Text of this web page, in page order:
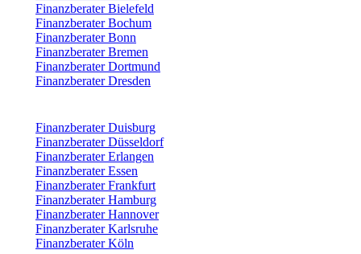
Finanzberater Bielefeld
Finanzberater Bochum
Finanzberater Bonn
Finanzberater Bremen
Finanzberater Dortmund
Finanzberater Dresden
Finanzberater Duisburg
Finanzberater Düsseldorf
Finanzberater Erlangen
Finanzberater Essen
Finanzberater Frankfurt
Finanzberater Hamburg
Finanzberater Hannover
Finanzberater Karlsruhe
Finanzberater Köln